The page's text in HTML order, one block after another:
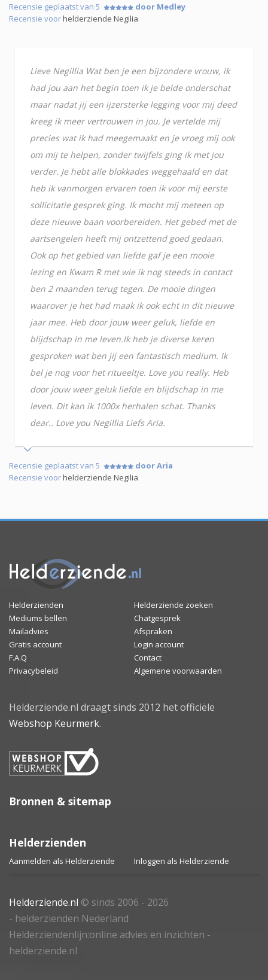
Recensie geplaatst van 5
door Medley
Recensie voorhelderziende Negilia
Lieve Negillia Wat ben je een bijzondere vrouw, ik
had jou aan het begin toen ik je belde onderschat
maar nadat jij een ijzersterke legging voor mij deed
kreeg ik meer vertrouwen in jou. Je vertelde mij
precies wat ik had meegemaakt en je vroeg mij ook
om mij te helpen, zonder twijfels ging ik met jou
verder. Je hebt alle blokkades weggehaald en dat
heb ik vanmorgen ervaren toen ik voor mij eerste
sollicitatie gesprek ging. Ik mocht mij meteen op
deze nieuwe baan voorbereiden. Het gebed met de
aartsengelen heeft mij ontzettend goed gedaan.
Ook op het gebied van liefde gaf je een mooie
lezing en Kwam R met wie ik nog steeds in contact
ben 2 maanden terug tegen. De mooie dingen
waarover je het had maak ik ook echt in dit nieuwe
jaar mee. Heb door jouw weer geluk, liefde en
blijdschap in me leven.Ik heb je diverse keren
gesproken wat ben jij een fantastisch medium. Ik
bel je nog voor het ritueeltje. Love you really. Heb
door jouw weer geluk liefde en blijdschap in me
leven. Dit kan ik 1000x herhalen schat. Thanks
dear.. Love you Negillia Liefs Aria.
Recensie geplaatst van 5
door Aria
Recensie voorhelderziende Negilia
Helderzienden
Helderziende zoeken
Mediums bellen
Chatgesprek
Mailadvies
Afspraken
Gratis account
Login account
F.A.Q
Contact
Privacybeleid
Algemene voorwaarden
Helderziende.nl draagt sinds 2012 het officiële
Webshop Keurmerk.
Bronnen & sitemap
Helderzienden
Aanmelden als Helderziende Inloggen als Helderziende
Helderziende.nl © sinds 2006 - 2026
- helderzienden Nederland
Helderziendenlijn:online advies en inzichten -
helderziende.nl